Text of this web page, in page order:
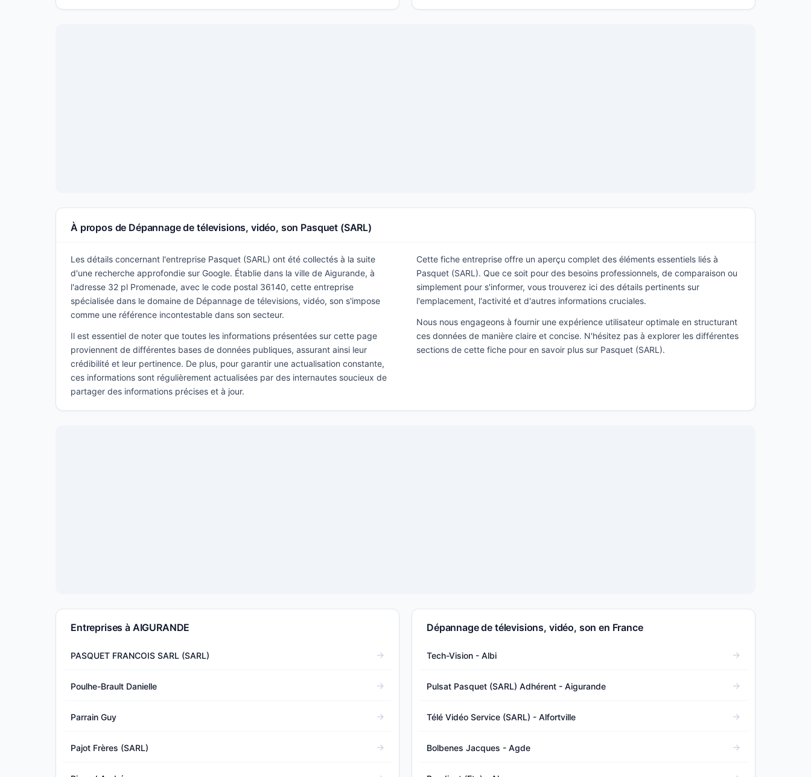
À propos de Dépannage de télevisions, vidéo, son Pasquet (SARL)
Les détails concernant l'entreprise Pasquet (SARL) ont été collectés à la suite
d'une recherche approfondie sur Google. Établie dans la ville de Aigurande, à
l'adresse 32 pl Promenade, avec le code postal 36140, cette entreprise
spécialisée dans le domaine de Dépannage de télevisions, vidéo, son s'impose
comme une référence incontestable dans son secteur.
Il est essentiel de noter que toutes les informations présentées sur cette page
proviennent de différentes bases de données publiques, assurant ainsi leur
crédibilité et leur pertinence. De plus, pour garantir une actualisation constante,
ces informations sont régulièrement actualisées par des internautes soucieux de
partager des informations précises et à jour.
Cette fiche entreprise offre un aperçu complet des éléments essentiels liés à
Pasquet (SARL). Que ce soit pour des besoins professionnels, de comparaison ou
simplement pour s'informer, vous trouverez ici des détails pertinents sur
l'emplacement, l'activité et d'autres informations cruciales.
Nous nous engageons à fournir une expérience utilisateur optimale en structurant
ces données de manière claire et concise. N'hésitez pas à explorer les différentes
sections de cette fiche pour en savoir plus sur Pasquet (SARL).
Entreprises à AIGURANDE
PASQUET FRANCOIS SARL (SARL)
Poulhe-Brault Danielle
Parrain Guy
Pajot Frères (SARL)
Dépannage de télevisions, vidéo, son en France
Tech-Vision - Albi
Pulsat Pasquet (SARL) Adhérent - Aigurande
Télé Vidéo Service (SARL) - Alfortville
Bolbenes Jacques - Agde